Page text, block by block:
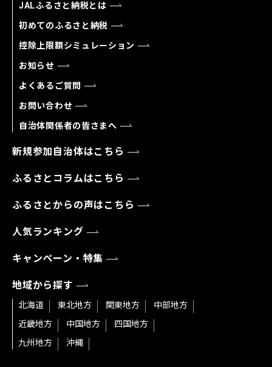
JALふるさと納税とは
初めてのふるさと納税
控除上限額シミュレーション
お知らせ
よくあるご質問
お問い合わせ
自治体関係者の皆さまへ
新規参加自治体はこちら
ふるさとコラムはこちら
ふるさとからの声はこちら
人気ランキング
キャンペーン・特集
地域から探す
北海道 東北地方 関東地方
中部地方
近畿地方
中国地方
四国地方
九州地方
沖縄